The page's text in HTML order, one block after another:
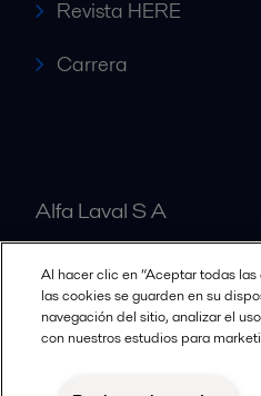
Revista HERE
Carrera
Alfa Laval S A
Nuestras oficinas
Al hacer clic en “Aceptar todas
las cookies se guarden en su
navegación del sitio, analizar el
con nuestros estudios para